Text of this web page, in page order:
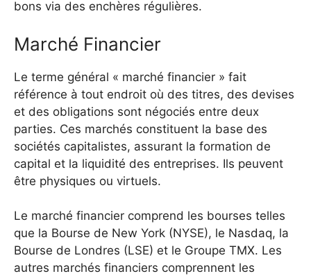
bons via des enchères régulières.
Marché Financier
Le terme général « marché financier » fait
référence à tout endroit où des titres, des devises
et des obligations sont négociés entre deux
parties. Ces marchés constituent la base des
sociétés capitalistes, assurant la formation de
capital et la liquidité des entreprises. Ils peuvent
être physiques ou virtuels.
Le marché financier comprend les bourses telles
que la Bourse de New York (NYSE), le Nasdaq, la
Bourse de Londres (LSE) et le Groupe TMX. Les
autres marchés financiers comprennent les